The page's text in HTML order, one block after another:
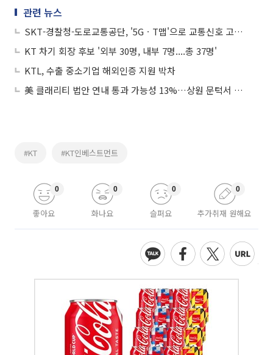
관련 뉴스
SKT-경찰청-도로교통공단, '5GㆍT맵'으로 교통신호 고도화한다
KT 차기 회장 후보 '외부 30명, 내부 7명....총 37명'
KTL, 수출 중소기업 해외인증 지원 박차
美 클래리티 법안 연내 통과 가능성 13%…상원 문턱서 제동
#KT #KT인베스트먼트
좋아요
0
화나요
0
슬퍼요
0
추가취재 원해요
0